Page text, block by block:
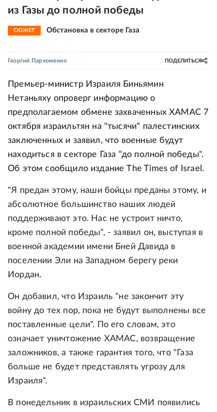
из Газы до полной победы
СЮЖЕТ Обстановка в секторе Газа
Георгий Пархоменко ПОДЕЛИТЬСЯ
Премьер-министр Израиля Биньямин
Нетаньяху опроверг информацию о
предполагаемом обмене захваченных ХАМАС 7
октября израильтян на "тысячи" палестинских
заключенных и заявил, что военные будут
находиться в секторе Газа "до полной победы".
Об этом сообщило издание The Times of Israel.
"Я предан этому, наши бойцы преданы этому, и
абсолютное большинство наших людей
поддерживают это. Нас не устроит ничто,
кроме полной победы", - заявил он, выступая в
военной академии имени Бней Давида в
поселении Эли на Западном берегу реки
Иордан.
Он добавил, что Израиль "не закончит эту
войну до тех пор, пока не будут выполнены все
поставленные цели". По его словам, это
означает уничтожение ХАМАС, возвращение
заложников, а также гарантия того, что "Газа
больше не будет представлять угрозу для
Израиля".
В понедельник в израильских СМИ появились